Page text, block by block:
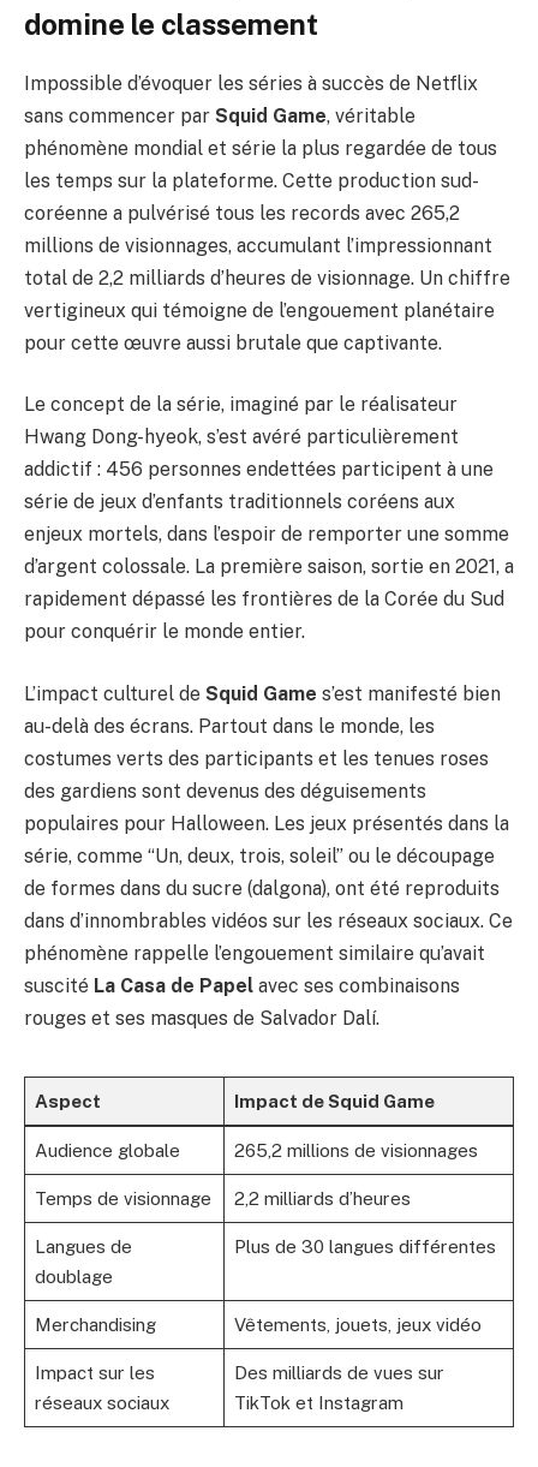
domine le classement
Impossible d’évoquer les séries à succès de Netflix
sans commencer par Squid Game, véritable
phénomène mondial et série la plus regardée de tous
les temps sur la plateforme. Cette production sud-
coréenne a pulvérisé tous les records avec 265,2
millions de visionnages, accumulant l’impressionnant
total de 2,2 milliards d’heures de visionnage. Un chiffre
vertigineux qui témoigne de l’engouement planétaire
pour cette œuvre aussi brutale que captivante.
Le concept de la série, imaginé par le réalisateur
Hwang Dong-hyeok, s’est avéré particulièrement
addictif : 456 personnes endettées participent à une
série de jeux d’enfants traditionnels coréens aux
enjeux mortels, dans l’espoir de remporter une somme
d’argent colossale. La première saison, sortie en 2021, a
rapidement dépassé les frontières de la Corée du Sud
pour conquérir le monde entier.
L’impact culturel de Squid Game s’est manifesté bien
au-delà des écrans. Partout dans le monde, les
costumes verts des participants et les tenues roses
des gardiens sont devenus des déguisements
populaires pour Halloween. Les jeux présentés dans la
série, comme “Un, deux, trois, soleil” ou le découpage
de formes dans du sucre (dalgona), ont été reproduits
dans d’innombrables vidéos sur les réseaux sociaux. Ce
phénomène rappelle l’engouement similaire qu’avait
suscité La Casa de Papel avec ses combinaisons
rouges et ses masques de Salvador Dalí.
Aspect Impact de Squid Game
Audience globale 265,2 millions de visionnages
Temps de visionnage 2,2 milliards d’heures
Langues de
doublage
Plus de 30 langues différentes
Merchandising Vêtements, jouets, jeux vidéo
Impact sur les
réseaux sociaux
Des milliards de vues sur
TikTok et Instagram